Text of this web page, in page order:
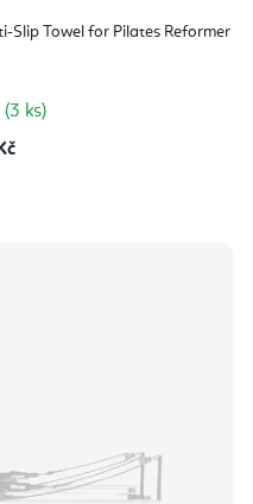
Slip Towel for Pilates Reformer
(3 ks)